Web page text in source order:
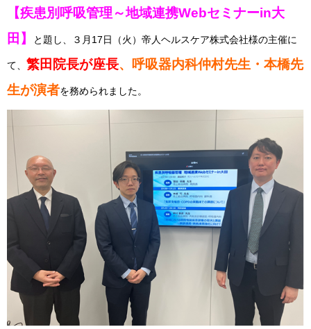
【疾患別呼吸管理～地域連携Webセミナーin大
田】
と題し、３月 17 日（火）帝人ヘルスケア株式会社様の主催に
て、 繁田院長が座長、呼吸器内科仲村先生・本橋先
生が演者を務められました。